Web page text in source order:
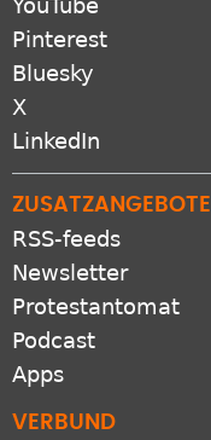
YouTube
Pinterest
Bluesky
X
LinkedIn
ZUSATZANGEBOTE
RSS-feeds
Newsletter
Protestantomat
Podcast
Apps
VERBUND